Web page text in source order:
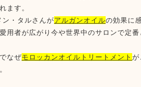
ます。
・タルさんがアルガンオイルの効果に
用者が広がり今や世界中のサロンで定番
なぜモロッカンオイルトリートメント が